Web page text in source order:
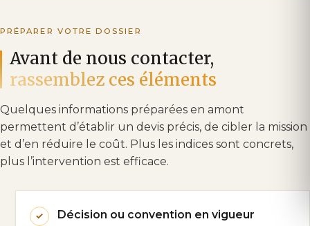
PRÉPARER VOTRE DOSSIER
Avant de nous contacter,
rassemblez ces éléments
Quelques informations préparées en amont
permettent d’établir un devis précis, de cibler la mission
et d’en réduire le coût. Plus les indices sont concrets,
plus l’intervention est efficace.
Décision ou convention en vigueur